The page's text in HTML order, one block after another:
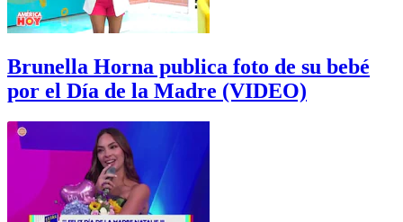
Brunella Horna publica foto de su bebé
por el Día de la Madre (VIDEO)